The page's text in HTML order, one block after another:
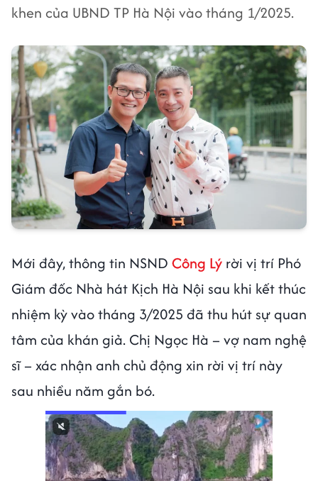
khen của UBND TP Hà Nội vào tháng 1/2025.
Mới đây, thông tin NSND Công Lý rời vị trí Phó
Giám đốc Nhà hát Kịch Hà Nội sau khi kết thúc
nhiệm kỳ vào tháng 3/2025 đã thu hút sự quan
tâm của khán giả. Chị Ngọc Hà – vợ nam nghệ
sĩ – xác nhận anh chủ động xin rời vị trí này
sau nhiều năm gắn bó.